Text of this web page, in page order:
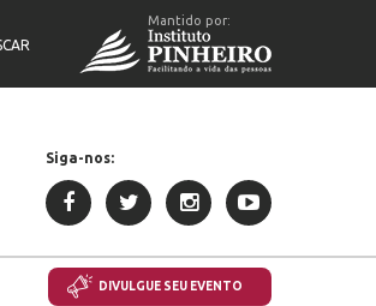
Mantido por:
Siga-nos:
DIVULGUE SEU EVENTO